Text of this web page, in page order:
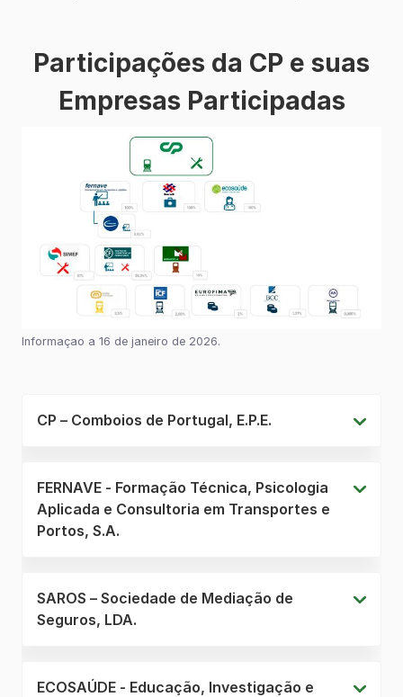
Participações da CP e suas
Empresas Participadas
Informaçao a 16 de janeiro de 2026.
CP – Comboios de Portugal, E.P.E.
FERNAVE - Formação Técnica, Psicologia
Aplicada e Consultoria em Transportes e
Portos, S.A.
SAROS – Sociedade de Mediação de
Seguros, LDA.
ECOSAÚDE - Educação, Investigação e